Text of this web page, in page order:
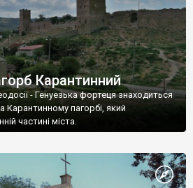
Карантинний
- Генуезька фортеця знаходиться
Карантинному пагорбі, який
частині міста.